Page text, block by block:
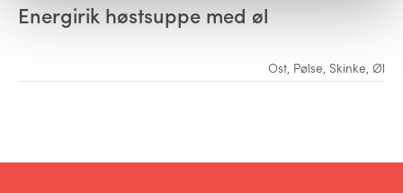
Energirik høstsuppe med øl
Ost Pølse Skinke Øl